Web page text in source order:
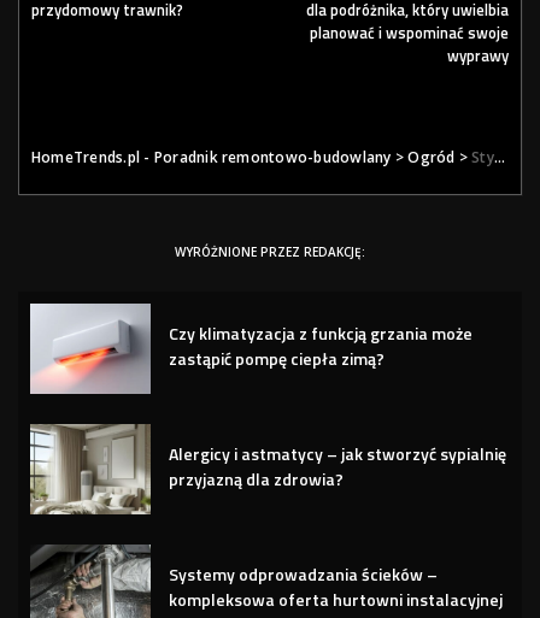
przydomowy trawnik?
dla podróżnika, który uwielbia
planować i wspominać swoje
wyprawy
HomeTrends.pl - Poradnik remontowo-budowlany >Ogród >Stylowy i funkcjonalny ogród z produktami Kadax
WYRÓŻNIONE PRZEZ REDAKCJĘ:
Czy klimatyzacja z funkcją grzania może
zastąpić pompę ciepła zimą?
Alergicy i astmatycy – jak stworzyć sypialnię
przyjazną dla zdrowia?
Systemy odprowadzania ścieków –
kompleksowa oferta hurtowni instalacyjnej